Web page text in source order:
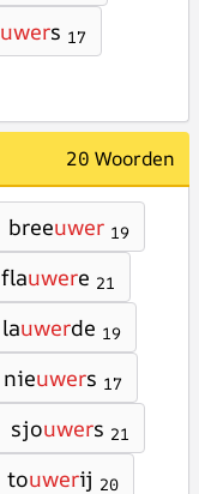
uwers 17
20 Woorden
breeuwer 19
flauwere 21
lauwerde 19
nieuwers 17
sjouwers 21
touwerij 20